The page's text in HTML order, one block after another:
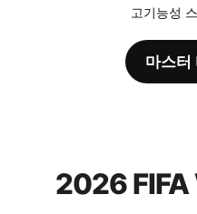
고기능성
마스터
2026 FIFA